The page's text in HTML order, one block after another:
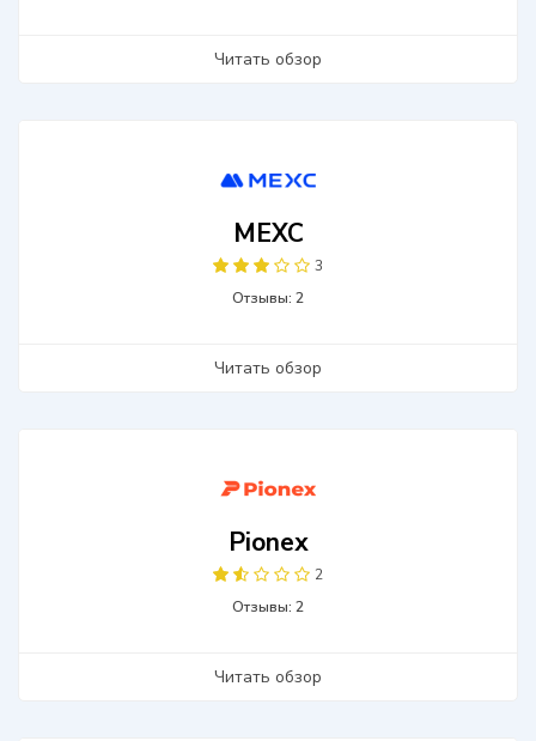
Читать обзор
MEXC
3
Отзывы: 2
Читать обзор
Pionex
2
Отзывы: 2
Читать обзор